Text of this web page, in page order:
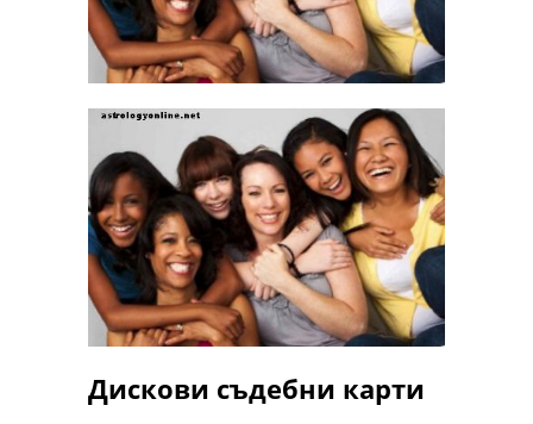
Дискови съдебни карти